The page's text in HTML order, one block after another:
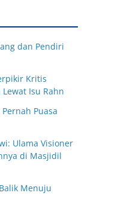
dan Pendiri
Kritis
Lewat Isu Rahn
Puasa
Ulama Visioner
di Masjidil
Menuju